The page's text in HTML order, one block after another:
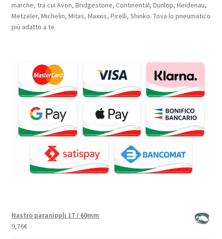
marche, tra cui Avon, Bridgestone, Continental, Dunlop, Heidenau,
Metzeler, Michelin, Mitas, Maxxis, Pirelli, Shinko. Tova lo pneumatico
più adatto a te.
Nastro paranippli 17 / 60mm
9,76€